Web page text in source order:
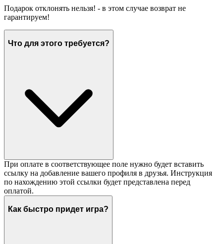
Подарок отклонять нельзя! - в этом случае возврат не
гарантируем!
Что для этого требуется?
При оплате в соответствующее поле нужно будет вставить
ссылку на добавление вашего профиля в друзья. Инструкция
по нахождению этой ссылки будет представлена перед
оплатой.
Как быстро придет игра?